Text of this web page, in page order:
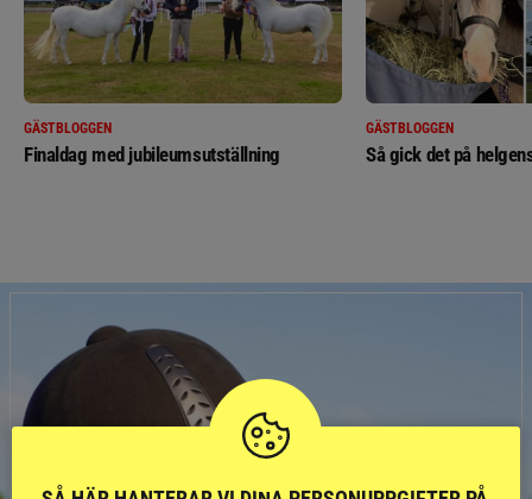
GÄSTBLOGGEN
Finaldag med jubileumsutställning
GÄSTBLOGGEN
Så gick det på